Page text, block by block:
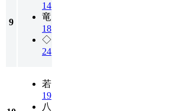
9
14
竜
18
◇
24
若
19
八